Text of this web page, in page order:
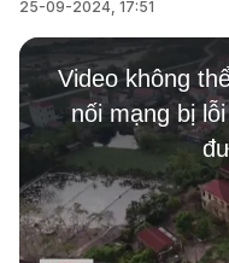
25-09-2024, 17:51
This
modal
window.
Video không
nối mạng bị